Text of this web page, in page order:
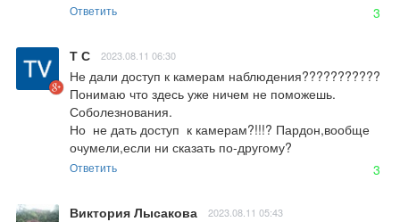
Ответить 3
Т С 2023.08.11 06:30
Не дали доступ к камерам наблюдения???????????
Понимаю что здесь уже ничем не поможешь.
Соболезнования.
Но  не дать доступ  к камерам?!!!? Пардон,вообще
очумели,если ни сказать по-другому?
Ответить 3
Виктория Лысакова 2023.08.11 05:43